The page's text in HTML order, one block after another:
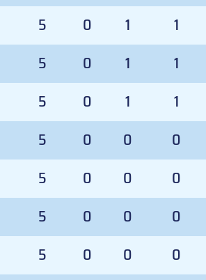
5 0 1 1
5 0 1 1
5 0 1 1
5 0 0 0
5 0 0 0
5 0 0 0
5 0 0 0